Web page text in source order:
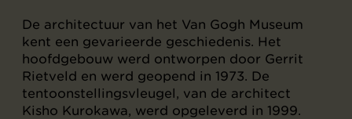
De architectuur van het Van Gogh Museum
kent een gevarieerde geschiedenis. Het
hoofdgebouw werd ontworpen door Gerrit
Rietveld en werd geopend in 1973. De
tentoonstellingsvleugel, van de architect
Kisho Kurokawa, werd opgeleverd in 1999.